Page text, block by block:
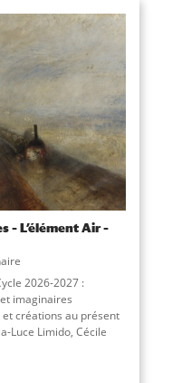
– L’élément Air –
2026-2027 :
imaginaires
et créations au présent
Luce Limido, Cécile